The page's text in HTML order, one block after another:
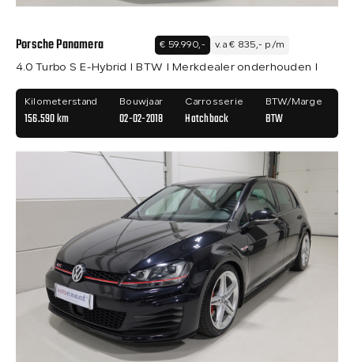
Porsche Panamera € 59.990,- v.a € 835,- p/m
4.0 Turbo S E-Hybrid I BTW I Merkdealer onderhouden I
Kilometerstand
156.590 km
Bouwjaar
02-02-2018
Carrosserie
Hatchback
BTW/Marge
BTW